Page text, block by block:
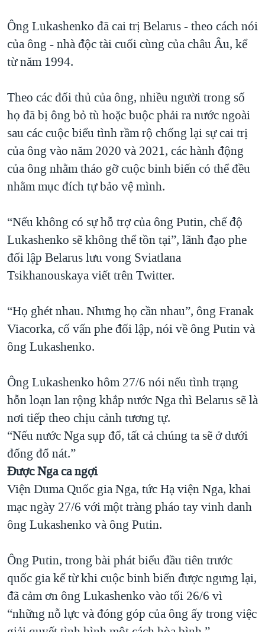
Ông Lukashenko đã cai trị Belarus - theo cách nói
của ông - nhà độc tài cuối cùng của châu Âu, kể
từ năm 1994.
Theo các đối thủ của ông, nhiều người trong số
họ đã bị ông bỏ tù hoặc buộc phải ra nước ngoài
sau các cuộc biểu tình rầm rộ chống lại sự cai trị
của ông vào năm 2020 và 2021, các hành động
của ông nhằm tháo gỡ cuộc binh biến có thể đều
nhằm mục đích tự bảo vệ mình.
“Nếu không có sự hỗ trợ của ông Putin, chế độ
Lukashenko sẽ không thể tồn tại”, lãnh đạo phe
đối lập Belarus lưu vong Sviatlana
Tsikhanouskaya viết trên Twitter.
“Họ ghét nhau. Nhưng họ cần nhau”, ông Franak
Viacorka, cố vấn phe đối lập, nói về ông Putin và
ông Lukashenko.
Ông Lukashenko hôm 27/6 nói nếu tình trạng
hỗn loạn lan rộng khắp nước Nga thì Belarus sẽ là
nơi tiếp theo chịu cảnh tương tự.
“Nếu nước Nga sụp đổ, tất cả chúng ta sẽ ở dưới
đống đổ nát.”
Được Nga ca ngợi
Viện Duma Quốc gia Nga, tức Hạ viện Nga, khai
mạc ngày 27/6 với một tràng pháo tay vinh danh
ông Lukashenko và ông Putin.
Ông Putin, trong bài phát biểu đầu tiên trước
quốc gia kể từ khi cuộc binh biến được ngưng lại,
đã cảm ơn ông Lukashenko vào tối 26/6 vì
“những nỗ lực và đóng góp của ông ấy trong việc